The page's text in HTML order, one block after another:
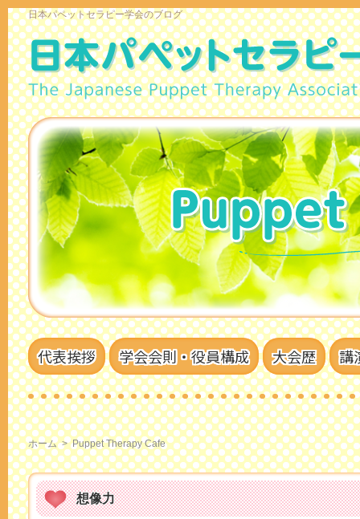
日本パペットセラピー学会のブログ
代表挨拶 学会会則・役員構成 大会歴 講
ホーム > Puppet Therapy Cafe
想像力